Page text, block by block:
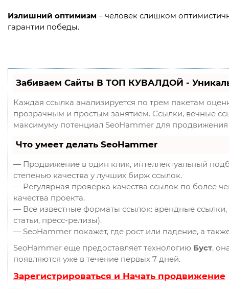
Излишний оптимизм – человек слишком
гарантии победы.
Забиваем Сайты В ТОП КУВАЛДОЙ -
Каждая ссылка анализируется по трем пакетам
прозрачным и простым занятием. Ссылки, вечные
максимуму потенциал SeoHammer для продвижения
Что умеет делать SeoHammer
— Продвижение в один клик, интеллектуальный
степенью качества у лучших бирж ссылок.
— Регулярная проверка качества ссылок по более
качества проекта.
— Все известные форматы ссылок: арендные
статьи, пресс-релизы).
— SeoHammer покажет, где рост или падение, а
SeoHammer еще предоставляет технологию Буст,
появляются уже в течение первых 7 дней.
Зарегистрироваться и Начать продвижение